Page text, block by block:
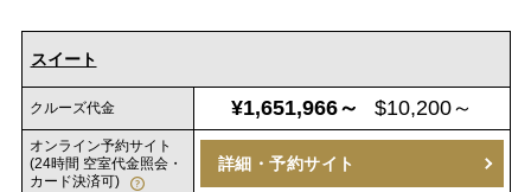
スイート
クルーズ代金 ¥1,651,966～ $10,200～
オンライン予約サイト
(24時間 空室代金照会・
カード決済可)
詳細・予約サイト